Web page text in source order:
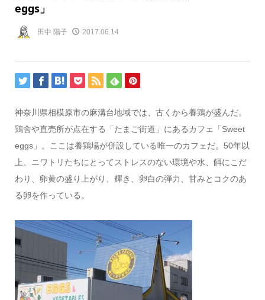
eggs」
田中 陽子 2017.06.14
神奈川県相模原市の麻溝台地域では、古くから養鶏が盛んだ。
鶏舎や直売所が点在する「たまご街道」にあるカフェ「Sweet
eggs」。ここは養鶏場が併設している唯一のカフェだ。50年以
上、ニワトリたちにとってストレスのない環境や水、餌にこだ
わり、卵黄の盛り上がり、輝き、卵白の弾力、甘みとコクのあ
る卵を作っている。